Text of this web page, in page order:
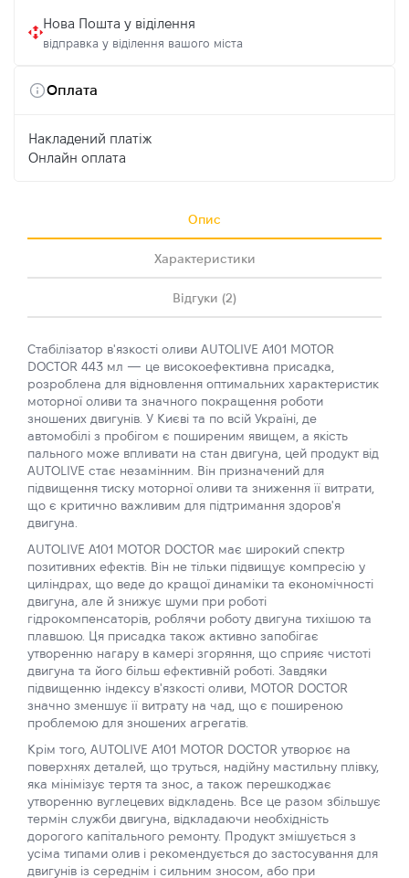
Нова Пошта у віділення
відправка у віділення вашого міста
Оплата
Накладений платіж
Онлайн оплата
Опис
Характеристики
Відгуки (2)
Стабілізатор в'язкості оливи AUTOLIVE A101 MOTOR
DOCTOR 443 мл — це високоефективна присадка,
розроблена для відновлення оптимальних характеристик
моторної оливи та значного покращення роботи
зношених двигунів. У Києві та по всій Україні, де
автомобілі з пробігом є поширеним явищем, а якість
пального може впливати на стан двигуна, цей продукт від
AUTOLIVE стає незамінним. Він призначений для
підвищення тиску моторної оливи та зниження її витрати,
що є критично важливим для підтримання здоров'я
двигуна.
AUTOLIVE A101 MOTOR DOCTOR має широкий спектр
позитивних ефектів. Він не тільки підвищує компресію у
циліндрах, що веде до кращої динаміки та економічності
двигуна, але й знижує шуми при роботі
гідрокомпенсаторів, роблячи роботу двигуна тихішою та
плавшою. Ця присадка також активно запобігає
утворенню нагару в камері згоряння, що сприяє чистоті
двигуна та його більш ефективній роботі. Завдяки
підвищенню індексу в'язкості оливи, MOTOR DOCTOR
значно зменшує її витрату на чад, що є поширеною
проблемою для зношених агрегатів.
Крім того, AUTOLIVE A101 MOTOR DOCTOR утворює на
поверхнях деталей, що труться, надійну мастильну плівку,
яка мінімізує тертя та знос, а також перешкоджає
утворенню вуглецевих відкладень. Все це разом збільшує
термін служби двигуна, відкладаючи необхідність
дорогого капітального ремонту. Продукт змішується з
усіма типами олив і рекомендується до застосування для
двигунів із середнім і сильним зносом, або при